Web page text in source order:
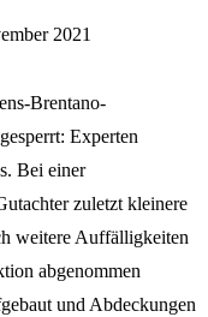
2021
Brentano-
Experten
Bei einer
zuletzt kleinere
weitere Auffälligkeiten
abgenommen
und Abdeckungen